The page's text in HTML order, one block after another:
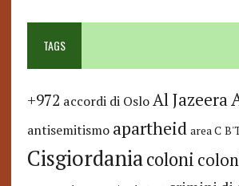
TAGS
+972 accordi di Oslo Al Jazeera
antisemitismo apartheid area C
Cisgiordaniacoloni